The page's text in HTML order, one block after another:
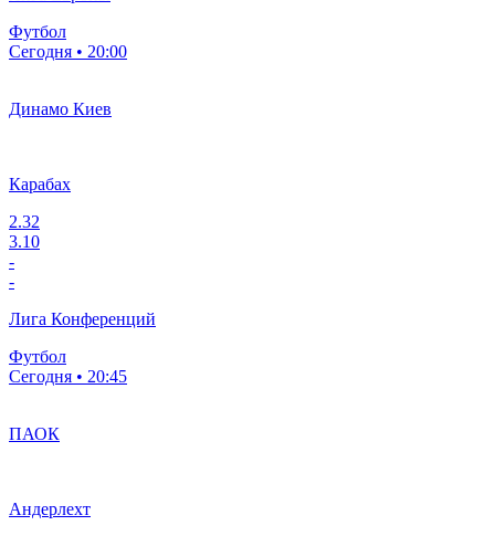
Футбол
Сегодня • 20:00
Динамо Киев
Карабах
2.32
3.10
-
-
Лига Конференций
Футбол
Сегодня • 20:45
ПАОК
Андерлехт